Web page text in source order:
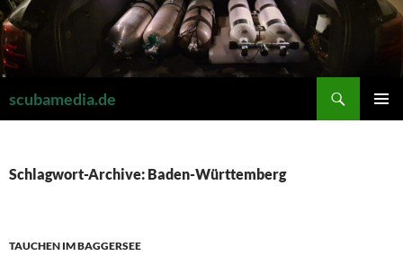
Zum
Inhalt
springen
scubamedia.de
Schlagwort-Archive: Baden-Württemberg
TAUCHEN IM BAGGERSEE